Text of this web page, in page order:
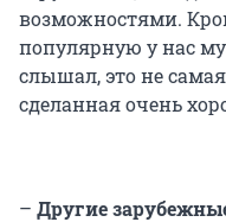
возможностями.
популярную у нас
слышал, это не
сделанная очень
– Другие